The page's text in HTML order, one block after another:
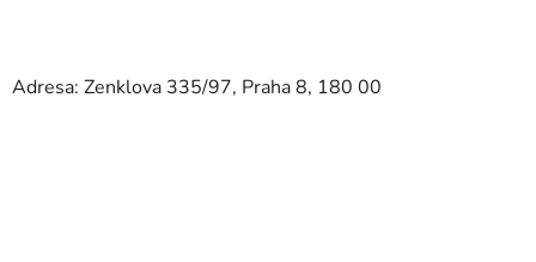
Adresa: Zenklova 335/97, Praha 8, 180 00